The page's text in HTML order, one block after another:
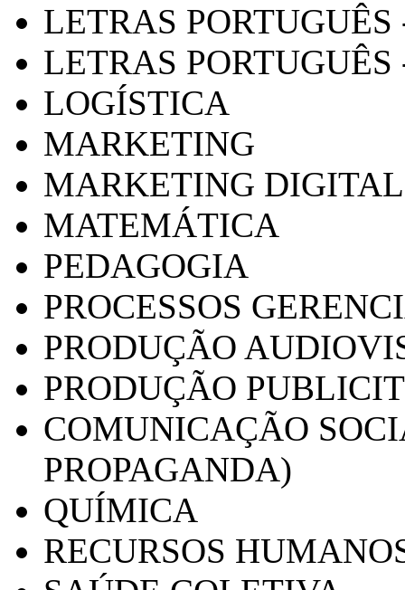
LETRAS
LETRAS PORTUGUÊS
LOGÍSTICA
MARKETING
MARKETING DIGITAL
MATEMÁTICA
PEDAGOGIA
PROCESSOS
PRODUÇÃO
PRODUÇÃO
COMUNICAÇÃO
PROPAGANDA)
QUÍMICA
RECURSOS